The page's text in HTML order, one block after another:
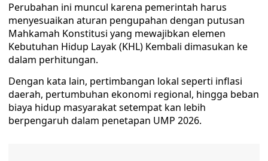
Perubahan ini muncul karena pemerintah harus
menyesuaikan aturan pengupahan dengan putusan
Mahkamah Konstitusi yang mewajibkan elemen
Kebutuhan Hidup Layak (KHL) Kembali dimasukan ke
dalam perhitungan.
Dengan kata lain, pertimbangan lokal seperti inflasi
daerah, pertumbuhan ekonomi regional, hingga beban
biaya hidup masyarakat setempat kan lebih
berpengaruh dalam penetapan UMP 2026.